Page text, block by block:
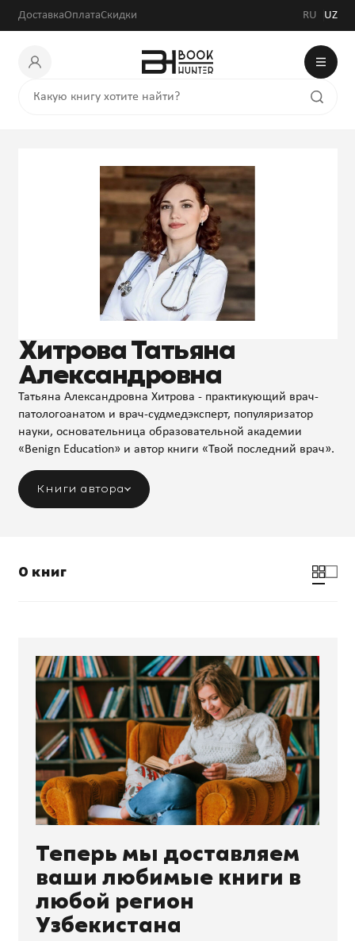
ДоставкаОплатаСкидки RU UZ
Хитрова Татьяна
Александровна
Татьяна Александровна Хитрова - практикующий врач-
патологоанатом и врач-судмедэксперт, популяризатор
науки, основательница образовательной академии
«Benign Education» и автор книги «Твой последний врач».
Книги автора
0 книг
Теперь мы доставляем
ваши любимые книги в
любой регион
Узбекистана